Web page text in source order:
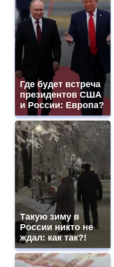
Где будет встреча
президентов США
и России: Европа?
Такую зиму в
России никто не
ждал: как так?!